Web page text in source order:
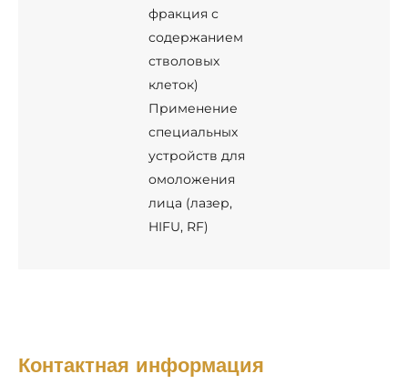
фракция с
содержанием
стволовых
клеток)
Применение
специальных
устройств для
омоложения
лица (лазер,
HIFU, RF)
Контактная информация